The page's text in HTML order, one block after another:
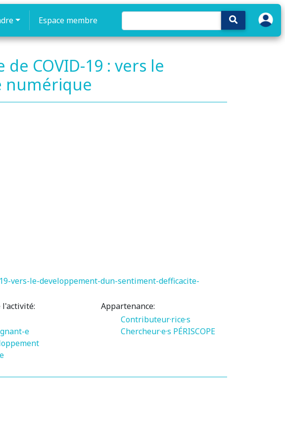
Espace membre
COVID-19 : vers le
numérique
vers-le-developpement-dun-sentiment-defficacite-
l'activité:
e
Appartenance:
Contributeur·rice·s
Chercheur·e·s PÉRISCOPE